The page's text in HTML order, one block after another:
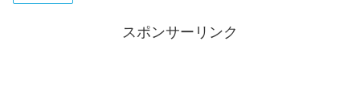
スポンサーリンク